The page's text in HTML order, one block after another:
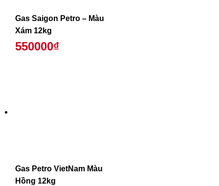
Gas Saigon Petro – Màu
Xám 12kg
550000₫
Gas Petro VietNam Màu
Hồng 12kg